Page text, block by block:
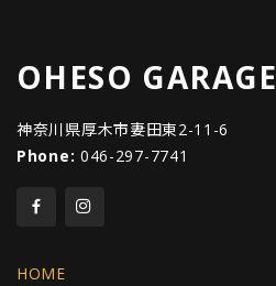
OHESO GARAGE
神奈川県厚木市妻田東2-11-6
Phone: 046-297-7741
HOME